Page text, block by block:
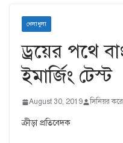
খেলাধুলা
ড্রয়ের পথে
ইমার্জিং টেস্ট
August 30, 2019 সিনিয়র
ক্রীড়া প্রতিবেদক